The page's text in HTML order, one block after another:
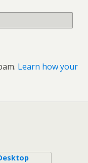
Learn how your